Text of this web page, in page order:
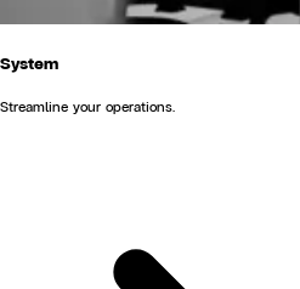
System
Streamline your operations.